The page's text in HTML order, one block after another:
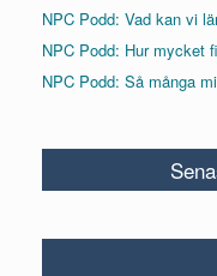
NPC Podd: Vad kan vi
NPC Podd: Hur mycket
NPC Podd: Så många